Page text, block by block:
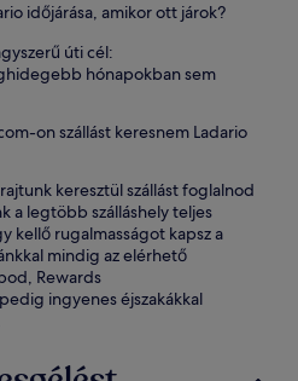
időjárása, amikor ott járok?
úti cél:
hónapokban sem
on szállást keresnem Ladario
keresztül szállást foglalnod
a legtöbb szálláshely teljes
kellő rugalmasságot kapsz a
mindig az elérhető
Rewards
ingyenes éjszakákkal